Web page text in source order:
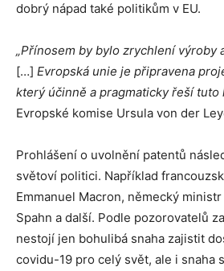
dobrý nápad také politikům v EU.
„Přínosem by bylo zrychlení výroby
[…] Evropská unie je připravena
který účinně a pragmaticky řeší tuto
Evropské komise Ursula von der
Prohlášení o uvolnění patentů
světoví politici. Například
Emmanuel Macron, německý
Spahn a další. Podle pozorovatelů
nestojí jen bohulibá snaha zajistit
covidu-19 pro celý svět, ale i snaha